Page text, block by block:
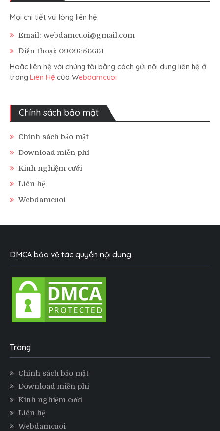
Mọi chi tiết vui lòng liên hệ:
Email: webdamcuoi@gmail.com
Điện thoại: 0909356661
Hoặc liên hệ với chúng tôi bằng cách gửi nội dung liên hệ ở
trang Liên Hệ của Webdamcuoi
Chính sách bảo mật
Chính sách bảo mật
Download miễn phí
Kinh nghiệm cưới
Liên hệ
Webdamcuoi
DMCA bảo vệ tác quyền nội dung
Trang
Chính sách bảo mật
Download miễn phí
Kinh nghiệm cưới
Liên hệ
Webdamcuoi